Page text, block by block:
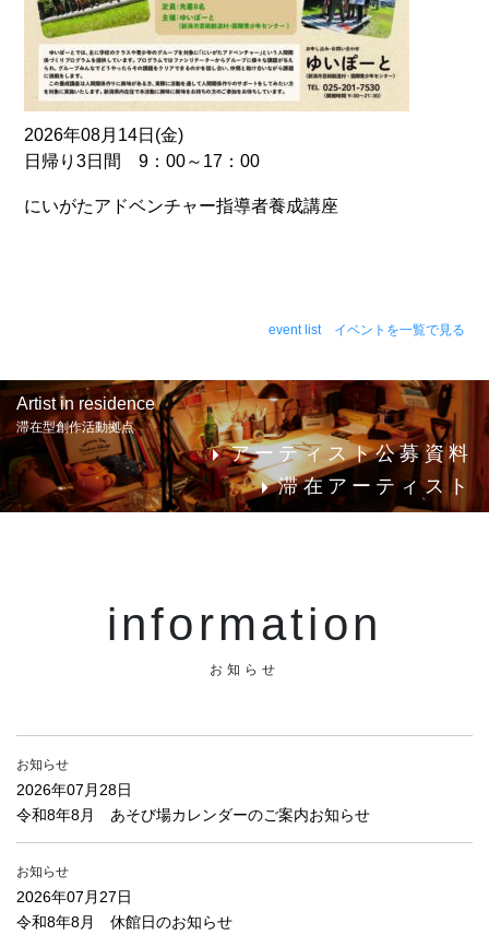
2026年08月14日(金)
日帰り3日間 9：00～17：00
にいがたアドベンチャー指導者養成講座
event list イベントを一覧で見る
Artist in residence
滞在型創作活動拠点
アーティスト公募資料
滞在アーティスト
information
お知らせ
お知らせ
2026年07月28日
令和8年8月 あそび場カレンダーのご案内お知らせ
お知らせ
2026年07月27日
令和8年8月 休館日のお知らせ